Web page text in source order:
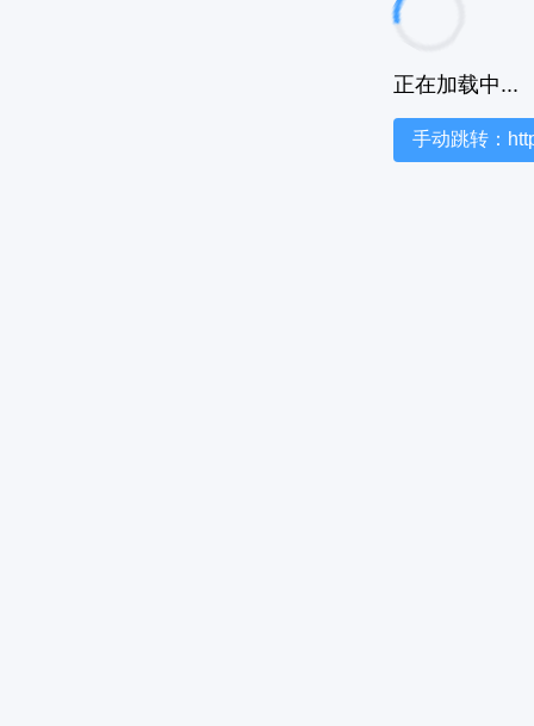
正在加载中...
手动跳转：